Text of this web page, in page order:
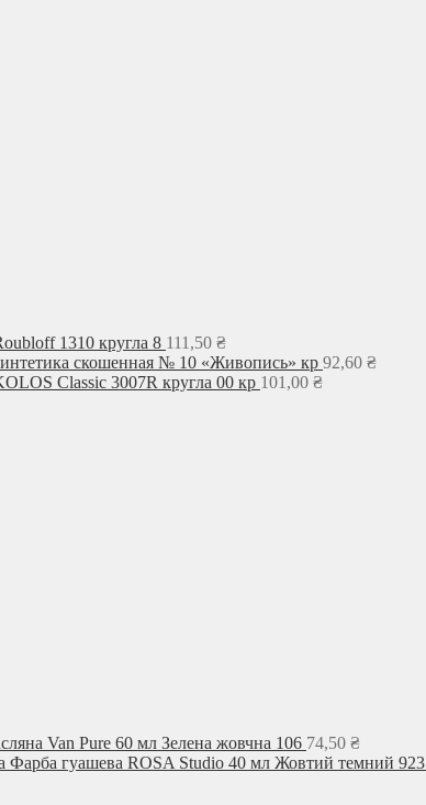
1310 кругла 8 111,50 ₴
скошенная № 10 «Живопись» кр 92,60 ₴
Classic 3007R кругла 00 кр 101,00 ₴
Van Pure 60 мл Зелена жовчна 106 74,50 ₴
Фарба гуашева ROSA Studio 40 мл Жовтий темний 923